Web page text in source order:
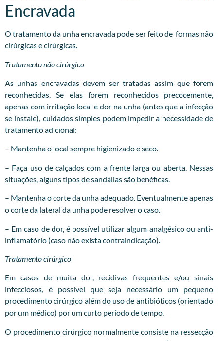
Encravada
O tratamento da unha encravada pode ser feito de formas não
cirúrgicas e cirúrgicas.
Tratamento não cirúrgico
As unhas encravadas devem ser tratadas assim que forem
reconhecidas. Se elas forem reconhecidos precocemente,
apenas com irritação local e dor na unha (antes que a infecção
se instale), cuidados simples podem impedir a necessidade de
tratamento adicional:
– Mantenha o local sempre higienizado e seco.
– Faça uso de calçados com a frente larga ou aberta. Nessas
situações, alguns tipos de sandálias são benéficas.
– Mantenha o corte da unha adequado. Eventualmente apenas
o corte da lateral da unha pode resolver o caso.
– Em caso de dor, é possível utilizar algum analgésico ou anti-
inflamatório (caso não exista contraindicação).
Tratamento cirúrgico
Em casos de muita dor, recidivas frequentes e/ou sinais
infecciosos, é possível que seja necessário um pequeno
procedimento cirúrgico além do uso de antibióticos (orientado
por um médico) por um curto período de tempo.
O procedimento cirúrgico normalmente consiste na ressecção